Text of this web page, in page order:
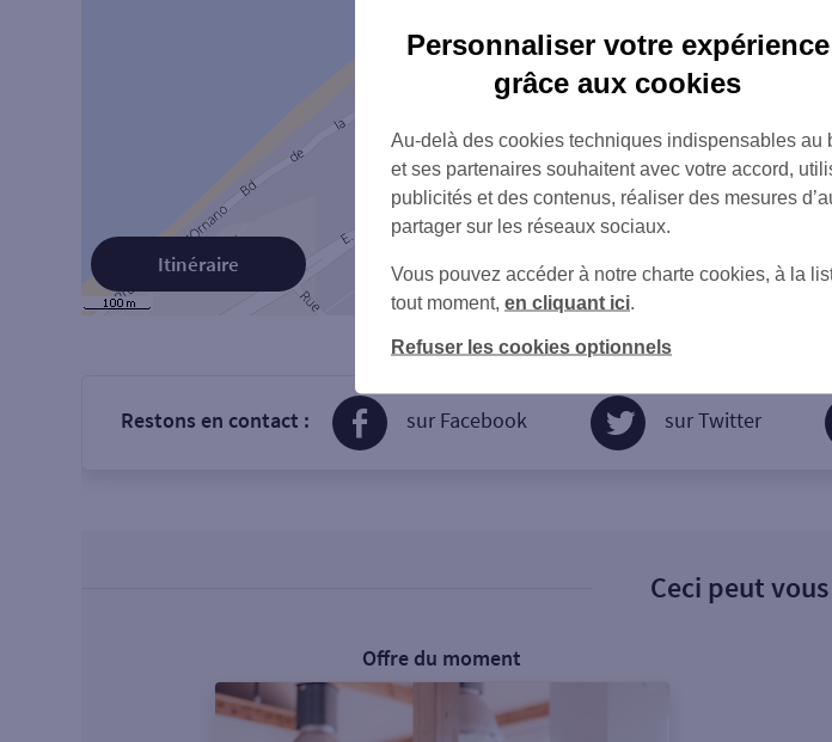
Itinéraire
Restons en contact : sur Facebook sur Twitter
Ceci peut
Offre du moment
Personnaliser votre expérience
grâce aux cookies
Au-delà des cookies techniques indispensables
et ses partenaires souhaitent avec votre accord,
publicités et des contenus, réaliser des mesures
partager sur les réseaux sociaux.
Vous pouvez accéder à notre charte cookies, à la
tout moment, en cliquant ici
Refuser les cookies optionnels